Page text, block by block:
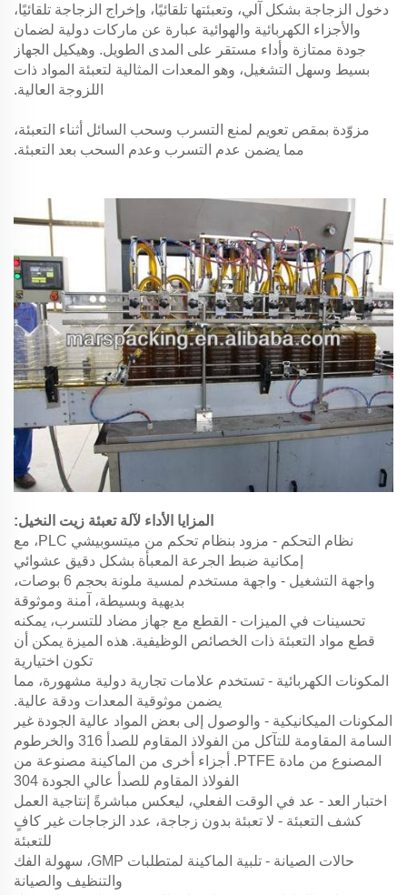
دخول الزجاجة بشكل آلي، وتعبئتها تلقائيًا، وإخراج الزجاجة تلقائيًا،
والأجزاء الكهربائية والهوائية عبارة عن ماركات دولية لضمان
جودة ممتازة وأداء مستقر على المدى الطويل. وهيكيل الجهاز
بسيط وسهل التشغيل، وهو المعدات المثالية لتعبئة المواد ذات
اللزوجة العالية.
مزوّدة بمقص تعويم لمنع التسرب وسحب السائل أثناء التعبئة،
مما يضمن عدم التسرب وعدم السحب بعد التعبئة.
المزايا الأداء لآلة تعبئة زيت النخيل:
نظام التحكم - مزود بنظام تحكم من ميتسوبيشي PLC، مع
إمكانية ضبط الجرعة المعبأة بشكل دقيق عشوائي
واجهة التشغيل - واجهة مستخدم لمسية ملونة بحجم 6 بوصات،
بديهية وبسيطة، آمنة وموثوقة
تحسينات في الميزات - القطع مع جهاز مضاد للتسرب، يمكنه
قطع مواد التعبئة ذات الخصائص الوظيفية. هذه الميزة يمكن أن
تكون اختيارية
المكونات الكهربائية - تستخدم علامات تجارية دولية مشهورة، مما
يضمن موثوقية المعدات ودقة عالية.
المكونات الميكانيكية - والوصول إلى بعض المواد عالية الجودة غير
السامة المقاومة للتآكل من الفولاذ المقاوم للصدأ 316 والخرطوم
المصنوع من مادة PTFE. أجزاء أخرى من الماكينة مصنوعة من
الفولاذ المقاوم للصدأ عالي الجودة 304
اختبار العد - عد في الوقت الفعلي، ليعكس مباشرةً إنتاجية العمل
كشف التعبئة - لا تعبئة بدون زجاجة، عدد الزجاجات غير كافٍ
للتعبئة
حالات الصيانة - تلبية الماكينة لمتطلبات GMP، سهولة الفك
والتنظيف والصيانة